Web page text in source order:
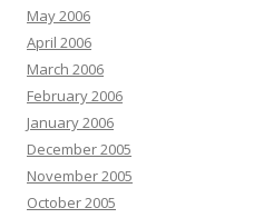
May 2006
April 2006
March 2006
February 2006
January 2006
December 2005
November 2005
October 2005